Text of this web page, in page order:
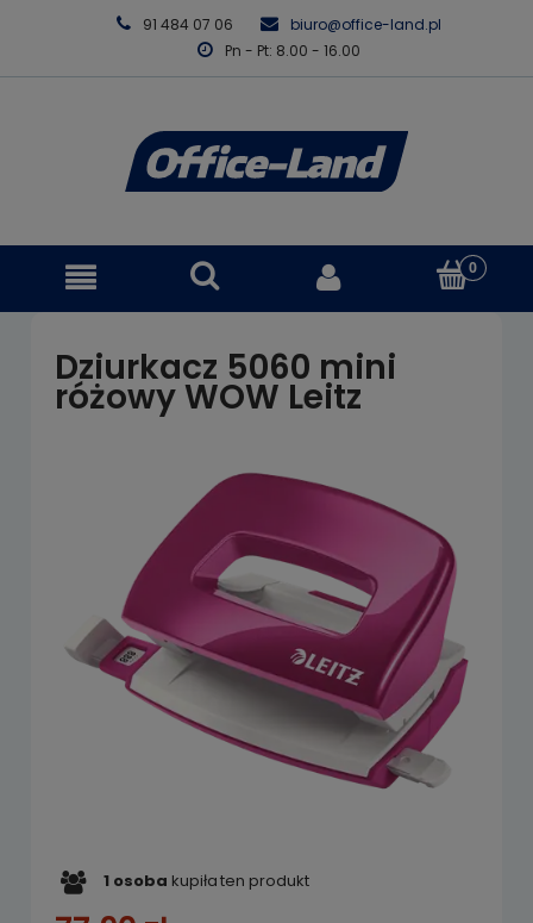
91 484 07 06
biuro@office-land.pl
Pn - Pt: 8.00 - 16.00
Dziurkacz 5060 mini
różowy WOW Leitz
1 osoba kupiłaten produkt